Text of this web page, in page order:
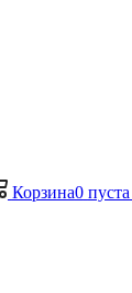
Корзина0 пуста